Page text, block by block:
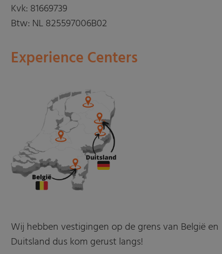
Kvk: 81669739
Btw: NL 825597006B02
Experience Centers
Wij hebben vestigingen op de grens van België en
Duitsland dus kom gerust langs!